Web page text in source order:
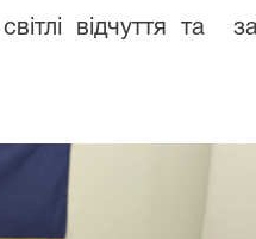
відчуття та